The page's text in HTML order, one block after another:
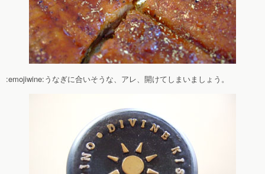
:emojiwine:うなぎに合いそうな、アレ、開けてしまいましょう。